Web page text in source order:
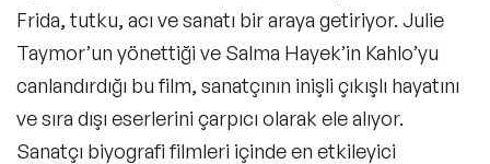
Frida, tutku, acı ve sanatı bir araya getiriyor. Julie
Taymor’un yönettiği ve Salma Hayek’in Kahlo’yu
canlandırdığı bu film, sanatçının inişli çıkışlı hayatını
ve sıra dışı eserlerini çarpıcı olarak ele alıyor.
Sanatçı biyografi filmleri içinde en etkileyici